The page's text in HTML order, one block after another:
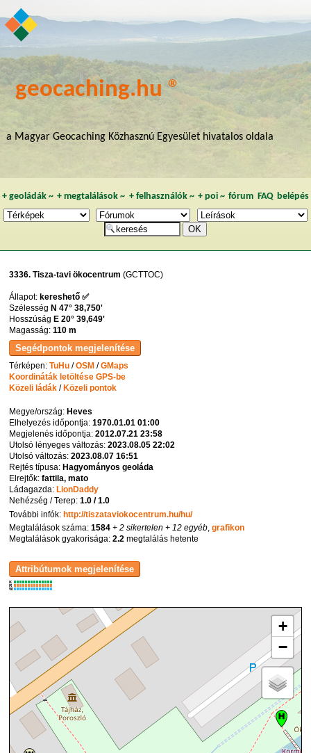
geocaching.hu ®
a Magyar Geocaching Közhasznú Egyesület hivatalos oldala
+ geoládák~ +megtalálások ~ + felhasználók~ + poi~ fórum FAQ belépés
3336. Tisza-tavi ökocentrum (GCTTOC)
Állapot:kereshető ✅
SzélességN 47° 38,750'
HosszúságE 20° 39,649'
Magasság:110 m
Térképen:TuHu /OSM /GMaps
Koordináták letöltése GPS-be
Közeli ládák / Közeli pontok
Megye/ország: Heves
Elhelyezés időpontja:1970.01.01 01:00
Megjelenés időpontja:2012.07.21 23:58
Utolsó lényeges változás:2023.08.05 22:02
Utolsó változás:2023.08.07 16:51
Rejtés típusa: Hagyományos geoláda
Elrejtők:fattila, mato
Ládagazda: LionDaddy
Nehézség / Terep:1.0 / 1.0
További infók:http://tiszataviokocentrum.hu/hu/
Megtalálások száma:1584 + 2 sikertelen + 12 egyéb,grafikon
Megtalálások gyakorisága:2.2 megtalálás hetente
K
R
W
+
−